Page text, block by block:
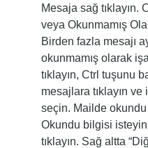
Mesaja sağ tıklayın.
veya Okunmamış
Birden fazla mesajı
okunmamış olarak
tıklayın, Ctrl tuşunu
mesajlara tıklayın
seçin. Mailde okundu
Okundu bilgisi
tıklayın. Sağ altta